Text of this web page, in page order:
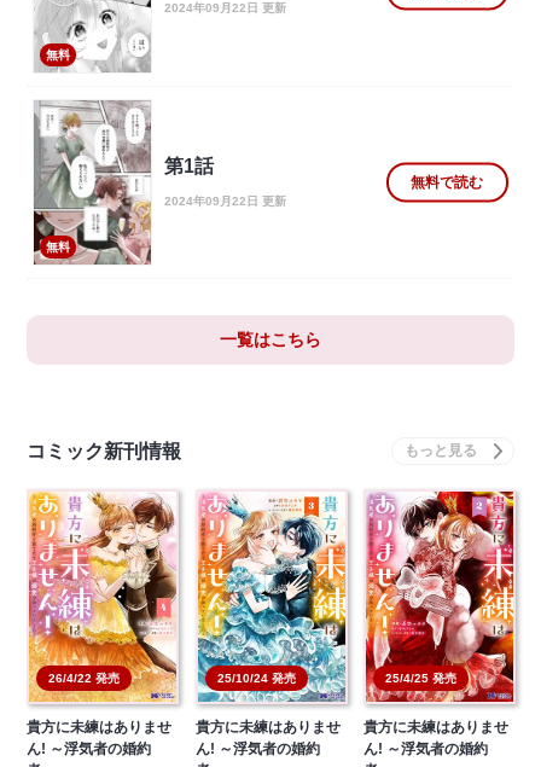
無料
2024年09月22日 更新
無料
第1話
2024年09月22日 更新
無料で読む
一覧はこちら
コミック新刊情報
26/4/22 発売
貴方に未練はありませ
ん! ～浮気者の婚約
25/10/24 発売
貴方に未練はありませ
ん! ～浮気者の婚約
25/4/25 発売
貴方に未練はありませ
ん! ～浮気者の婚約